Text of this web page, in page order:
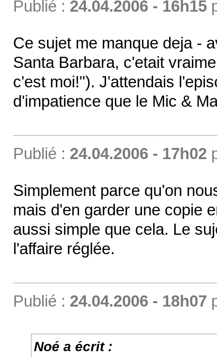
Publié : 24.04.2006 - 16h15
Ce sujet me manque deja -
Santa Barbara, c'etait
c'est moi!"). J'attendais
d'impatience que le Mic &
Publié : 24.04.2006 - 17h02
Simplement parce qu'on
mais d'en garder une copie
aussi simple que cela. Le
l'affaire réglée.
Publié : 24.04.2006 - 18h07
Noé a écrit :